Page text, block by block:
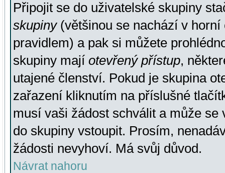
Připojit se do uživatelské skupiny
skupiny(většinou se nachází v horní
pravidlem) a pak si můžete
skupiny mají otevřený přístup,
utajené členství. Pokud je skupina
zařazení kliknutím na příslušné
musí vaši žádost schválit a může se
do skupiny vstoupit. Prosím,
žádosti nevyhoví. Má svůj důvod.
Návrat nahoru